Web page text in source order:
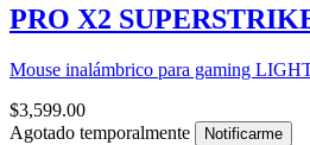
PRO X2
Mouse inalámbrico para gaming
$3,599.00
Agotado temporalmente
Notificarme